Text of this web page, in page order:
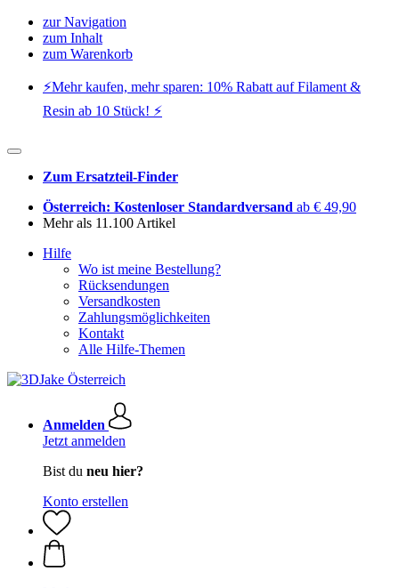
zur Navigation
zum Inhalt
zum Warenkorb
⚡️Mehr kaufen, mehr sparen: 10% Rabatt auf Filament &
Resin ab 10 Stück! ⚡️
Zum Ersatzteil-Finder
Österreich: Kostenloser Standardversand ab € 49,90
Mehr als 11.100 Artikel
Hilfe
Wo ist meine Bestellung?
Rücksendungen
Versandkosten
Zahlungsmöglichkeiten
Kontakt
Alle Hilfe-Themen
Anmelden
Jetzt anmelden
Bist du neu hier?
Konto erstellen